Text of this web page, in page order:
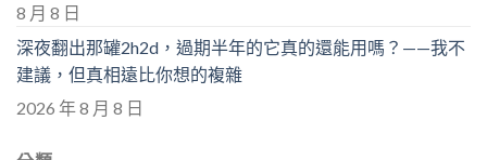
8 月 8 日
深夜翻出那罐2h2d，過期半年的它真的還能用嗎？——我不
建議，但真相遠比你想的複雜
2026 年 8 月 8 日